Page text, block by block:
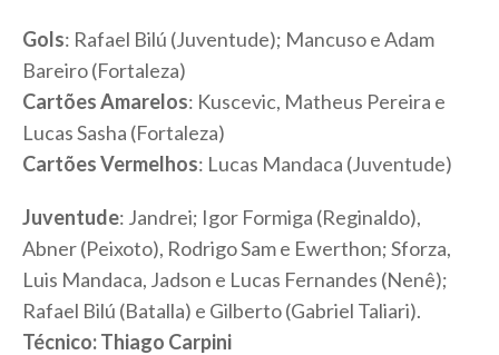
Gols: Rafael Bilú (Juventude); Mancuso e Adam
Bareiro (Fortaleza)
Cartões Amarelos: Kuscevic, Matheus Pereira e
Lucas Sasha (Fortaleza)
Cartões Vermelhos: Lucas Mandaca (Juventude)
Juventude: Jandrei; Igor Formiga (Reginaldo),
Abner (Peixoto), Rodrigo Sam e Ewerthon; Sforza,
Luis Mandaca, Jadson e Lucas Fernandes (Nenê);
Rafael Bilú (Batalla) e Gilberto (Gabriel Taliari).
Técnico: Thiago Carpini